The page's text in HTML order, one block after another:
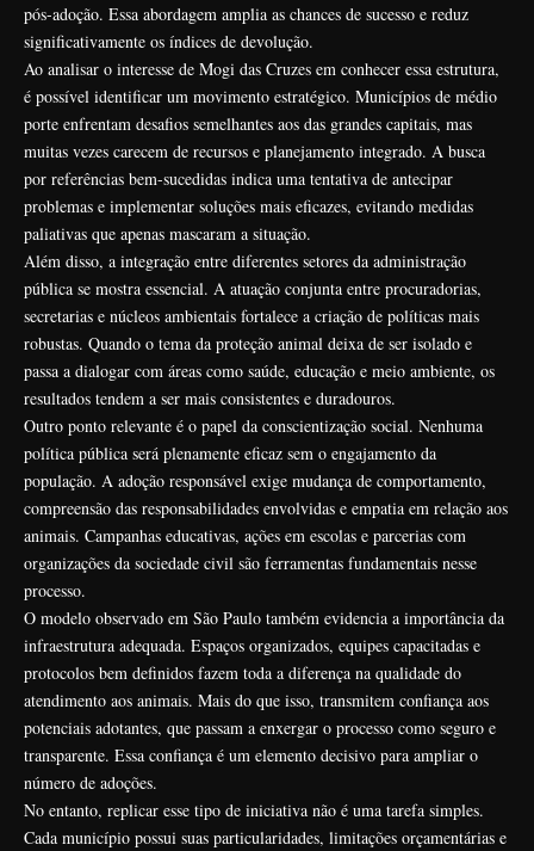
pós-adoção. Essa abordagem amplia as chances de sucesso e reduz
significativamente os índices de devolução.
Ao analisar o interesse de Mogi das Cruzes em conhecer essa estrutura,
é possível identificar um movimento estratégico. Municípios de médio
porte enfrentam desafios semelhantes aos das grandes capitais, mas
muitas vezes carecem de recursos e planejamento integrado. A busca
por referências bem-sucedidas indica uma tentativa de antecipar
problemas e implementar soluções mais eficazes, evitando medidas
paliativas que apenas mascaram a situação.
Além disso, a integração entre diferentes setores da administração
pública se mostra essencial. A atuação conjunta entre procuradorias,
secretarias e núcleos ambientais fortalece a criação de políticas mais
robustas. Quando o tema da proteção animal deixa de ser isolado e
passa a dialogar com áreas como saúde, educação e meio ambiente, os
resultados tendem a ser mais consistentes e duradouros.
Outro ponto relevante é o papel da conscientização social. Nenhuma
política pública será plenamente eficaz sem o engajamento da
população. A adoção responsável exige mudança de comportamento,
compreensão das responsabilidades envolvidas e empatia em relação aos
animais. Campanhas educativas, ações em escolas e parcerias com
organizações da sociedade civil são ferramentas fundamentais nesse
processo.
O modelo observado em São Paulo também evidencia a importância da
infraestrutura adequada. Espaços organizados, equipes capacitadas e
protocolos bem definidos fazem toda a diferença na qualidade do
atendimento aos animais. Mais do que isso, transmitem confiança aos
potenciais adotantes, que passam a enxergar o processo como seguro e
transparente. Essa confiança é um elemento decisivo para ampliar o
número de adoções.
No entanto, replicar esse tipo de iniciativa não é uma tarefa simples.
Cada município possui suas particularidades, limitações orçamentárias e